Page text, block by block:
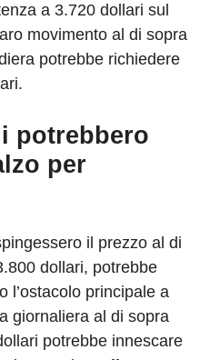
a 3.720 dollari sul
movimento al di sopra
potrebbe richiedere
potrebbero
per
il prezzo al di
dollari, potrebbe
l’ostacolo principale a
giornaliera al di sopra
potrebbe innescare